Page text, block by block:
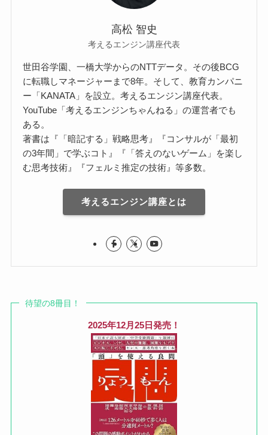
高松 智史
考えるエンジン講座代表
世田谷学園、一橋大学からのNTTデータ。その後BCG
に転職しマネージャーまで8年。そして、教育カンパニ
ー「KANATA」を設立。考えるエンジン講座代表。
YouTube「考えるエンジンちゃんねる」の運営者でも
ある。
著書は『「暗記する」戦略思考』『コンサルが「最初
の3年間」で学ぶコト』『「答えのないゲーム」を楽し
む思考技術』『フェルミ推定の技術』等多数。
考えるエンジン講座とは
待望の8冊目！
2025年12月25日発売！